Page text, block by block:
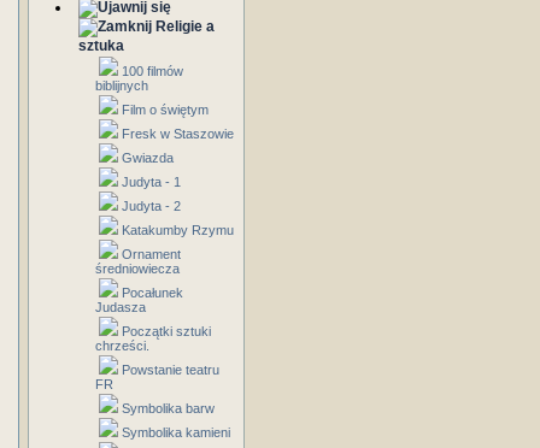
Religie a
sztuka
100 filmów
biblijnych
Film o świętym
Fresk w Staszowie
Gwiazda
Judyta - 1
Judyta - 2
Katakumby Rzymu
Ornament
średniowiecza
Pocałunek
Judasza
Początki sztuki
chrześci.
Powstanie teatru
FR
Symbolika barw
Symbolika kamieni